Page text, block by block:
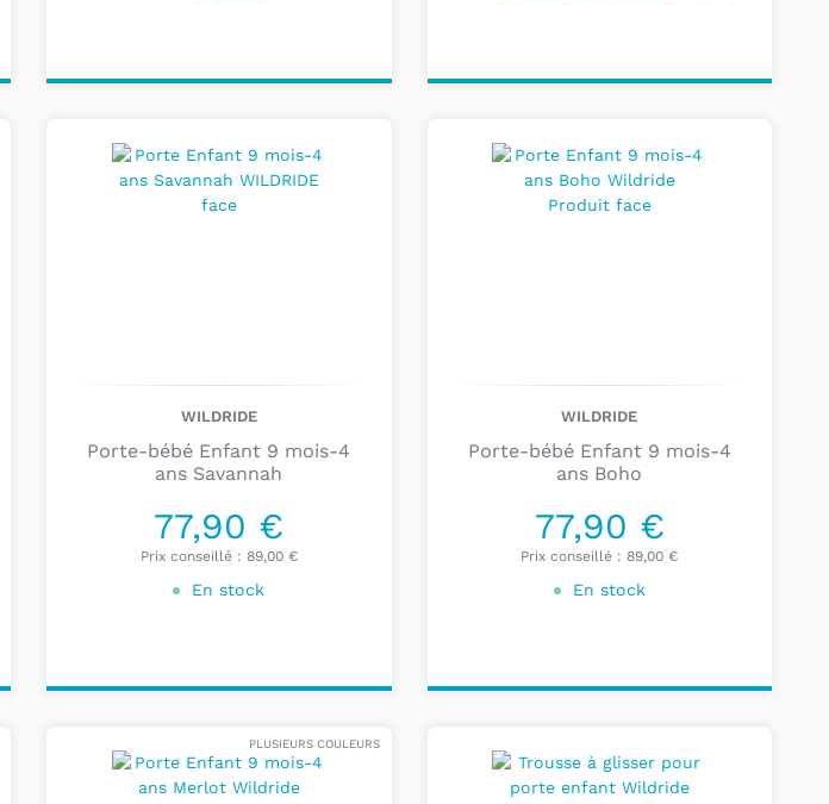
WILDRIDE
Porte-bébé Enfant 9 mois-4
ans Savannah
77,90 €
Prix conseillé : 89,00 €
En stock
WILDRIDE
Porte-bébé Enfant 9 mois-4
ans Boho
77,90 €
Prix conseillé : 89,00 €
En stock
PLUSIEURS COULEURS